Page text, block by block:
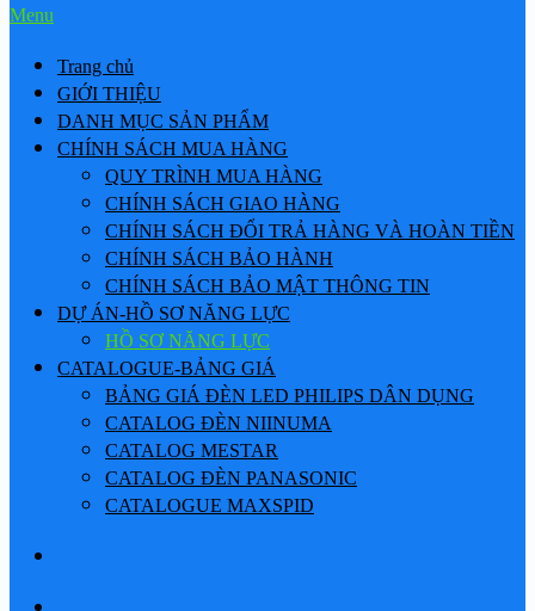
Menu
Trang chủ
GIỚI THIỆU
DANH MỤC SẢN PHẨM
CHÍNH SÁCH MUA HÀNG
QUY TRÌNH MUA HÀNG
CHÍNH SÁCH GIAO HÀNG
CHÍNH SÁCH ĐỔI TRẢ HÀNG VÀ HOÀN TIỀN
CHÍNH SÁCH BẢO HÀNH
CHÍNH SÁCH BẢO MẬT THÔNG TIN
DỰ ÁN-HỒ SƠ NĂNG LỰC
HỒ SƠ NĂNG LỰC
CATALOGUE-BẢNG GIÁ
BẢNG GIÁ ĐÈN LED PHILIPS DÂN DỤNG
CATALOG ĐÈN NIINUMA
CATALOG MESTAR
CATALOG ĐÈN PANASONIC
CATALOGUE MAXSPID